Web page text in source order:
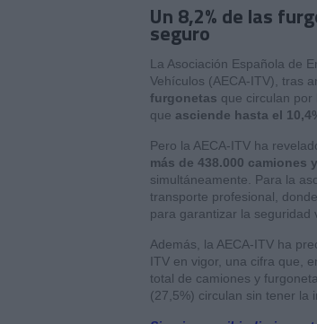
Un 8,2% de las
seguro
La Asociación Española de
Vehículos (AECA-ITV), tras
furgonetas que circulan por
que asciende hasta el
Pero la AECA-ITV ha
más de 438.000 camiones
simultáneamente. Para la
transporte profesional,
para garantizar la seguridad
Además, la AECA-ITV ha
ITV en vigor, una cifra que,
total de camiones y
(27,5%) circulan sin tener la